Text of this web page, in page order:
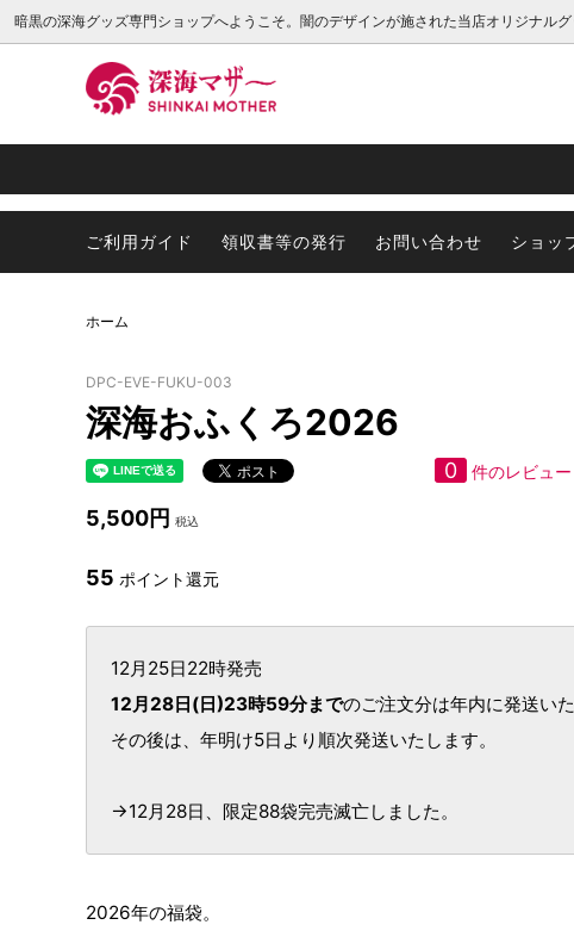
暗黒の深海グッズ専門ショップへようこそ。闇のデザインが施された当店オリジナル
ダイオウイカ ダイオウグ
会員様向け
ご利用ガイド 領収書等の発行 お問い合わせ ショッ
ホーム
DPC-EVE-FUKU-003
深海おふくろ2026
0 件のレビュー
5,500円 税込
55 ポイント還元
12月25日22時発売
12月28日(日)23時59分までのご注文分は年内に発送いた
その後は、年明け5日より順次発送いたします。
→12月28日、限定88袋完売滅亡しました。
2026年の福袋。